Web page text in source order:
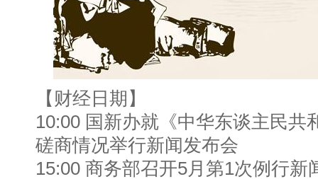
【财经日期】
10:00 国新办就《中华东谈主民共
磋商情况举行新闻发布会
15:00 商务部召开5月第1次例行新